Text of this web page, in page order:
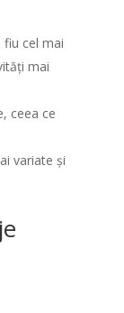
fiu cel mai
mai
ceea ce
variate și